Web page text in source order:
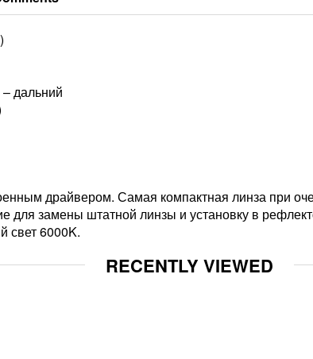
дальний
драйвером. Самая компактная линза при
для замены штатной линзы и установку в
свет 6000K.
RECENTLY VIEWED